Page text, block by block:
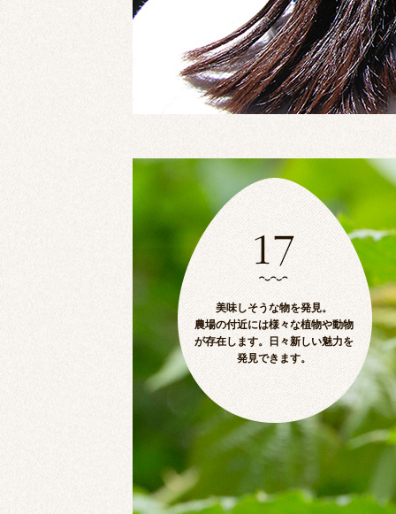
美味しそうな物を発見。
農場の付近には様々な植物や動物
が存在します。日々新しい魅力を
発見できます。